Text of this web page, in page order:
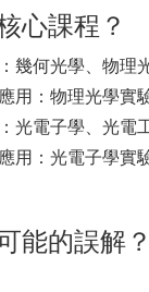
心課程？
幾何光學、物理
用：物理光學實驗
光電子學、光電
用：光電子學實
能的誤解？